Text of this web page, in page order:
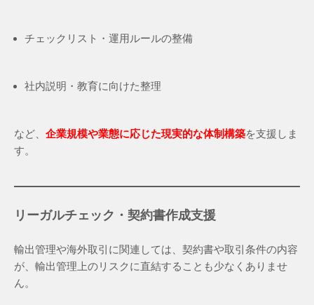
チェックリスト・運用ルールの整備
社内説明・教育に向けた整理
など、 企業規模や業態に応じた現実的な体制構築を支援しま
す。
リーガルチェック・契約書作成支援
輸出管理や海外取引に関連しては、契約書や取引条件の内容
が、輸出管理上のリスクに直結することも少なくありませ
ん。